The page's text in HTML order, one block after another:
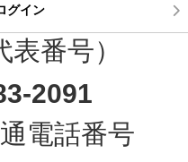
グイン
番号）
2091
電話番号